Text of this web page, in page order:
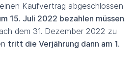
Kaufvertrag abgeschlossen
15. Juli 2022 bezahlen müssen.
dem 31. Dezember 2022 zu
tritt die Verjährung dann am 1.